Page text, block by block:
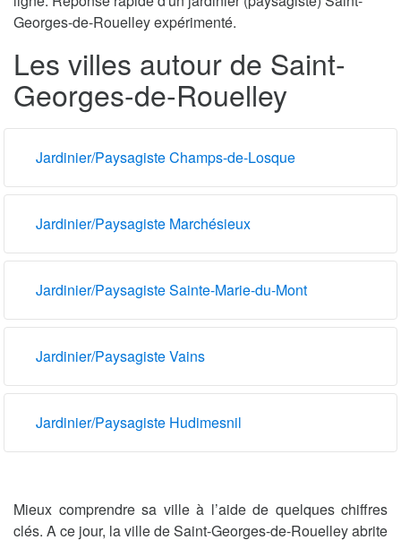
Georges-de-Rouelley expérimenté.
Les villes autour de Saint-
Georges-de-Rouelley
Jardinier/Paysagiste Champs-de-Losque
Jardinier/Paysagiste Marchésieux
Jardinier/Paysagiste Sainte-Marie-du-Mont
Jardinier/Paysagiste Vains
Jardinier/Paysagiste Hudimesnil
Mieux comprendre sa ville à l’aide de quelques chiffres
clés. A ce jour, la ville de Saint-Georges-de-Rouelley abrite